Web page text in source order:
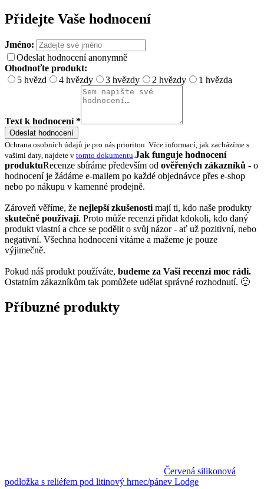
Přidejte Vaše hodnocení
Jméno:
Odeslat hodnocení anonymně
Ohodnoťte produkt:
5 hvězd
4 hvězdy 3 hvězdy 2 hvězdy 1 hvězda
Text k hodnocení *
Odeslat hodnocení
Ochrana osobních údajů je pro nás prioritou. Více informací, jak zacházíme s
vašimi daty, najdete v tomto dokumentu.Jak funguje hodnocení
produktuRecenze sbíráme především od ověřených zákazníků - o
hodnocení je žádáme e-mailem po každé objednávce přes e-shop
nebo po nákupu v kamenné prodejně.
Zároveň věříme, že nejlepší zkušenosti mají ti, kdo naše produkty
skutečně používají. Proto může recenzi přidat kdokoli, kdo daný
produkt vlastní a chce se podělit o svůj názor - ať už pozitivní, nebo
negativní. Všechna hodnocení vítáme a mažeme je pouze
výjimečně.
Pokud náš produkt používáte, budeme za Vaši recenzi moc rádi.
Ostatním zákazníkům tak pomůžete udělat správné rozhodnutí. 🙂
Příbuzné produkty
Červená silikonová
podložka s reliéfem pod litinový hrnec/pánev Lodge